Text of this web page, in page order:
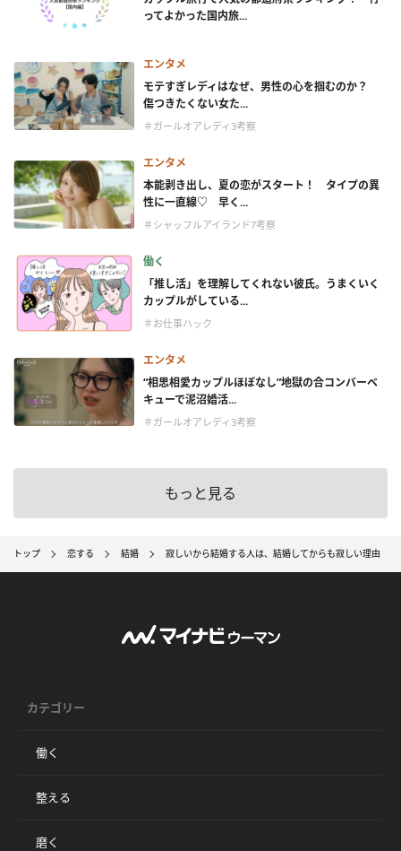
ってよかった国内旅...
エンタメ
モテすぎレディはなぜ、男性の心を掴むのか？
傷つきたくない女た...
＃ガールオアレディ3考察
エンタメ
本能剥き出し、夏の恋がスタート！ タイプの異
性に一直線♡ 早く...
＃シャッフルアイランド7考察
働く
「推し活」を理解してくれない彼氏。うまくいく
カップルがしている...
＃お仕事ハック
エンタメ
“相思相愛カップルほぼなし”地獄の合コンバーベ
キューで泥沼婚活...
＃ガールオアレディ3考察
もっと見る
トップ 恋する 結婚 寂しいから結婚する人は、結婚してからも寂しい理由
カテゴリー
働く
整える
磨く